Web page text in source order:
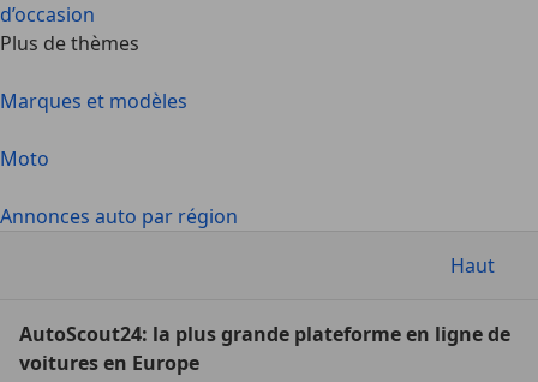
d’occasion
Plus de thèmes
Marques et modèles
Moto
Annonces auto par région
Haut
AutoScout24: la plus grande plateforme en ligne de
voitures en Europe